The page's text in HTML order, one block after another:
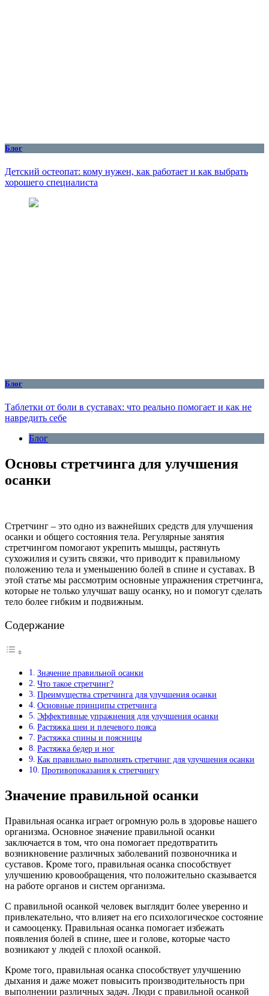
Блог
Детский остеопат: кому нужен, как работает и как выбрать
хорошего специалиста
Блог
Таблетки от боли в суставах: что реально помогает и как не
навредить себе
Блог
Основы стретчинга для улучшения
осанки
Стретчинг – это одно из важнейших средств для улучшения
осанки и общего состояния тела. Регулярные занятия
стретчингом помогают укрепить мышцы, растянуть
сухожилия и сузить связки, что приводит к правильному
положению тела и уменьшению болей в спине и суставах. В
этой статье мы рассмотрим основные упражнения стретчинга,
которые не только улучшат вашу осанку, но и помогут сделать
тело более гибким и подвижным.
Содержание
Значение правильной осанки
Что такое стретчинг?
Преимущества стретчинга для улучшения осанки
Основные принципы стретчинга
Эффективные упражнения для улучшения осанки
Растяжка шеи и плечевого пояса
Растяжка спины и поясницы
Растяжка бедер и ног
Как правильно выполнять стретчинг для улучшения осанки
Противопоказания к стретчингу
Значение правильной осанки
Правильная осанка играет огромную роль в здоровье нашего
организма. Основное значение правильной осанки
заключается в том, что она помогает предотвратить
возникновение различных заболеваний позвоночника и
суставов. Кроме того, правильная осанка способствует
улучшению кровообращения, что положительно сказывается
на работе органов и систем организма.
С правильной осанкой человек выглядит более уверенно и
привлекательно, что влияет на его психологическое состояние
и самооценку. Правильная осанка помогает избежать
появления болей в спине, шее и голове, которые часто
возникают у людей с плохой осанкой.
Кроме того, правильная осанка способствует улучшению
дыхания и даже может повысить производительность при
выполнении различных задач. Люди с правильной осанкой